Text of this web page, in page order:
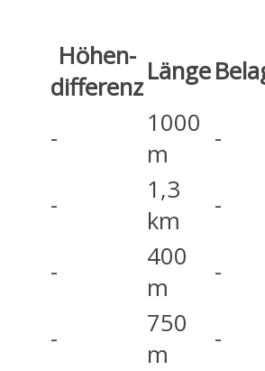
Höhen-
differenz
Länge
-
1000
m
-
-
1,3
km
-
-
400
m
-
-
750
m
-